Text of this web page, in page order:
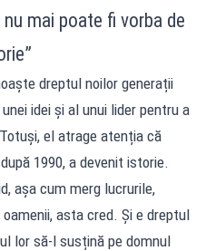
mai poate fi vorba de
dreptul noilor generații
idei și al unui lider pentru a
el atrage atenția că
1990, a devenit istorie.
așa cum merg lucrurile,
asta cred. Și e dreptul
lor să-l susțină pe domnul